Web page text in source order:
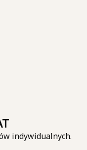
indywidualnych.